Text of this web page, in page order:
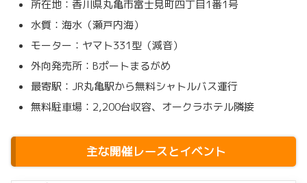
所在地：香川県丸亀市富士見町四丁目1番1号
水質：海水（瀬戸内海）
モーター：ヤマト331型（減音）
外向発売所：Bポートまるがめ
最寄駅：JR丸亀駅から無料シャトルバス運行
無料駐車場：2,200台収容、オークラホテル隣接
主な開催レースとイベント